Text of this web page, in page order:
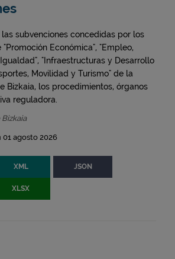
las subvenciones concedidas por los
Económica", "Empleo,
"Infraestructuras y Desarrollo
Movilidad y Turismo" de la
Bizkaia, los procedimientos, órganos
reguladora.
agosto 2026
XML JSON
XLSX